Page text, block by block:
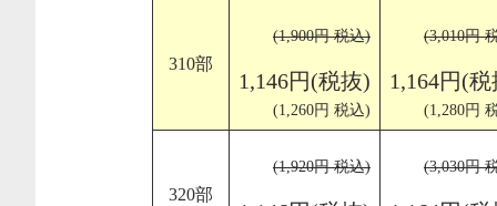
310部
(1,900円 税込)
1,146円(税抜)
(1,260円 税込)
(3,010円
1,164円(
(1,280円
320部
(1,920円 税込) (3,030円